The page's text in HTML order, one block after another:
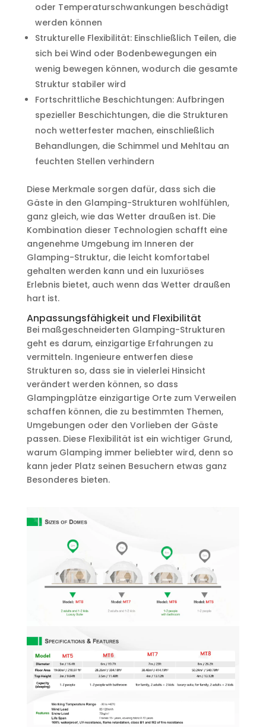
oder Temperaturschwankungen beschädigt
werden können
Strukturelle Flexibilität: Einschließlich Teilen, die
sich bei Wind oder Bodenbewegungen ein
wenig bewegen können, wodurch die gesamte
Struktur stabiler wird
Fortschrittliche Beschichtungen: Aufbringen
spezieller Beschichtungen, die die Strukturen
noch wetterfester machen, einschließlich
Behandlungen, die Schimmel und Mehltau an
feuchten Stellen verhindern
Diese Merkmale sorgen dafür, dass sich die
Gäste in den Glamping-Strukturen wohlfühlen,
ganz gleich, wie das Wetter draußen ist. Die
Kombination dieser Technologien schafft eine
angenehme Umgebung im Inneren der
Glamping-Struktur, die leicht komfortabel
gehalten werden kann und ein luxuriöses
Erlebnis bietet, auch wenn das Wetter draußen
hart ist.
Anpassungsfähigkeit und Flexibilität
Bei maßgeschneiderten Glamping-Strukturen
geht es darum, einzigartige Erfahrungen zu
vermitteln. Ingenieure entwerfen diese
Strukturen so, dass sie in vielerlei Hinsicht
verändert werden können, so dass
Glampingplätze einzigartige Orte zum Verweilen
schaffen können, die zu bestimmten Themen,
Umgebungen oder den Vorlieben der Gäste
passen. Diese Flexibilität ist ein wichtiger Grund,
warum Glamping immer beliebter wird, denn so
kann jeder Platz seinen Besuchern etwas ganz
Besonderes bieten.